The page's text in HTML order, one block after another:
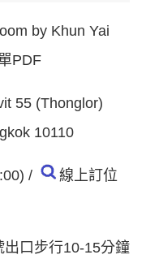
by Khun Yai
PDF
55 (Thonglor)
10110
/
線上訂位
口步行10-15分鐘